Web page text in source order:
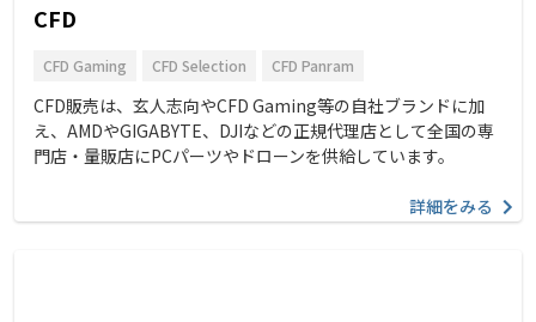
CFD
CFD Gaming CFD Selection CFD Panram
CFD販売は、玄人志向やCFD Gaming等の自社ブランドに加
え、AMDやGIGABYTE、DJIなどの正規代理店として全国の専
門店・量販店にPCパーツやドローンを供給しています。
詳細をみる